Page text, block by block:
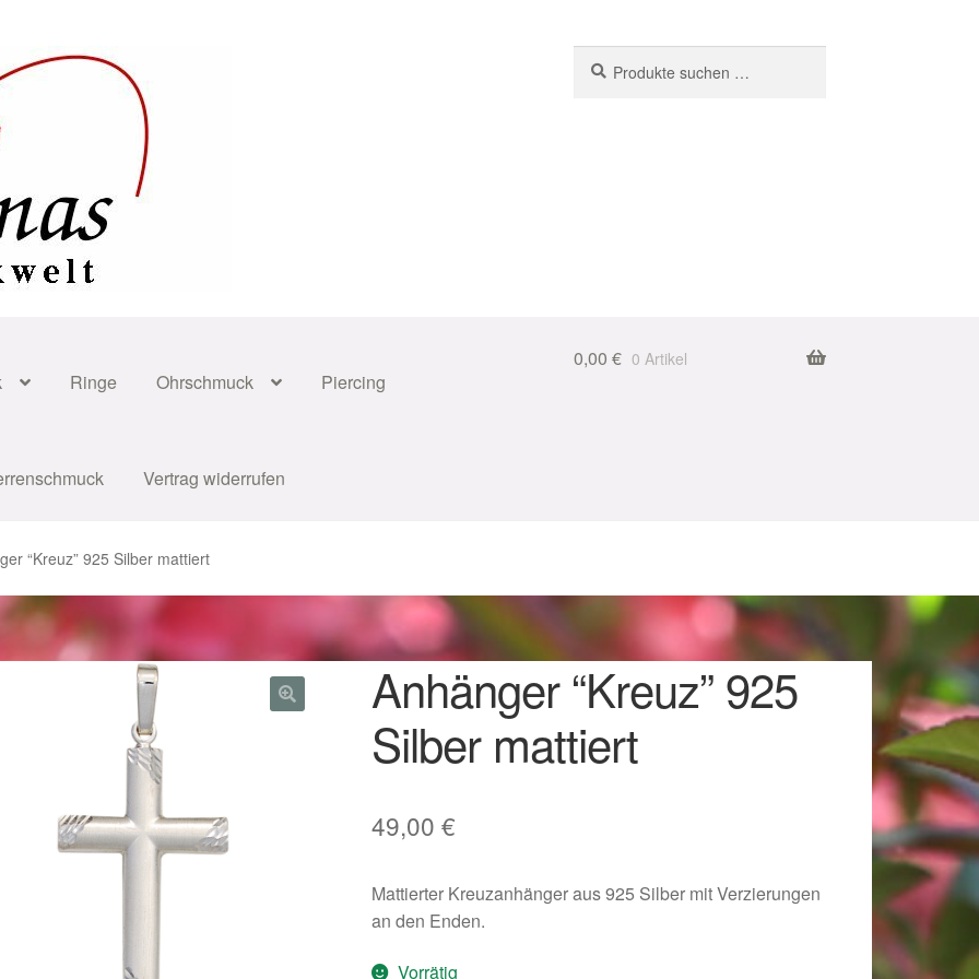
nach:
Ringe Ohrschmuck Piercing
Vertrag widerrufen
zu Ostern 2023 Geschenke zu Ostern 2024
für Weihnachten 2023
für Weihnachten 2025
Schmuck online kaufen 2016
Schmuck online kaufen 2018
Karneval 2019 – Schmuck zu Fasching & Co.
0,00 € 0 Artikel
“Kreuz” 925 Silber mattiert
Anhänger “Kreuz” 925
Silber mattiert
49,00 €
Mattierter Kreuzanhänger aus 925 Silber mit Verzierungen
an den Enden.
Vorrätig